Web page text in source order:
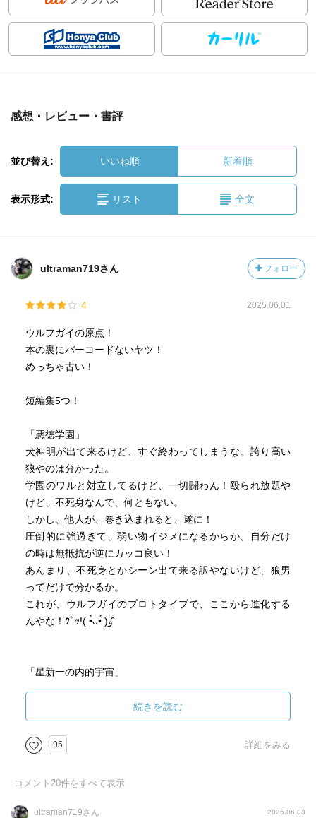
感想・レビュー・書評
並び替え: いいね順 新着順
表示形式: リスト 全文
ultraman719さん フォロー
4 2025.06.01
ウルフガイの原点！
本の裏にバーコードないヤツ！
めっちゃ古い！
短編集5つ！
「悪徳学園」
犬神明が出て来るけど、すぐ終わってしまうな。誇り高い
狼やのは分かった。
学園のワルと対立してるけど、一切闘わん！殴られ放題や
けど、不死身なんで、何ともない。
しかし、他人が、巻き込まれると、遂に！
圧倒的に強過ぎて、弱い物イジメになるからか、自分だけ
の時は無抵抗が逆にカッコ良い！
あんまり、不死身とかシーン出て来る訳やないけど、狼男
ってだけで分かるか。
これが、ウルフガイのプロトタイプで、ここから進化する
んやな！ｸﾞｯ!( •̀ᴗ•́ )و ̑̑
「星新一の内的宇宙」
松左京さん、筒井康隆さんと錚々たるメンバー！
…が、麻雀やからね。
この頃のSF作家が集まる訳が記載。笑
SF作家の間には、相手が三歩離れたら悪口をいってもかま
わないという不文律がある。ひどい時には相手が背中を向
続きを読む
95 詳細をみる
コメント 20件をすべて表示
ultraman719さん 2025.06.03